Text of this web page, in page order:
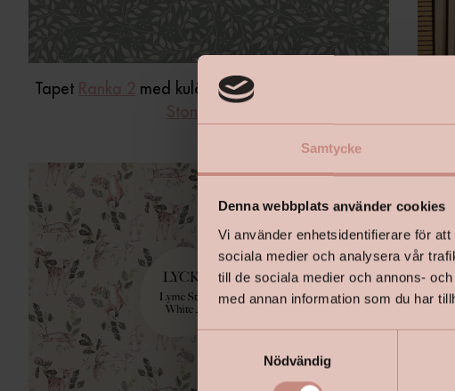
Samtycke
Denna webbplats använder cookies
Vi använder enhetsidentifierare för
sociala medier och analysera vår
till de sociala medier och annons-
med annan information som du har
Nödvändig
Tapet med kulörernaTallbacke